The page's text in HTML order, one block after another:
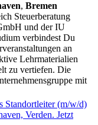
, Bremen
Steuerberatung
und der IU
verbindest Du
an
Lehrmaterialien
zu vertiefen. Die
mit